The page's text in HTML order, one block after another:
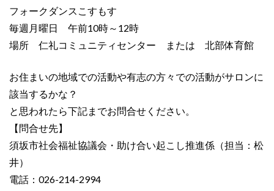
フォークダンスこすもす
毎週月曜日 午前10時～12時
場所 仁礼コミュニティセンター または 北部体育館
お住まいの地域での活動や有志の方々での活動がサロンに
該当するかな？
と思われたら下記までお問合せください。
【問合せ先】
須坂市社会福祉協議会・助け合い起こし推進係（担当：松
井）
電話：026-214-2994